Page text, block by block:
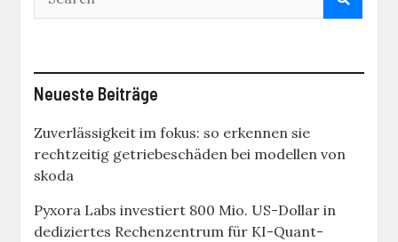
Neueste Beiträge
Zuverlässigkeit im fokus: so erkennen sie
rechtzeitig getriebeschäden bei modellen von
skoda
Pyxora Labs investiert 800 Mio. US-Dollar in
dediziertes Rechenzentrum für KI-Quant-